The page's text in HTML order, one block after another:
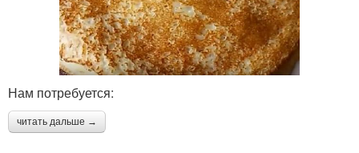
Нам потребуется:
читать дальше →